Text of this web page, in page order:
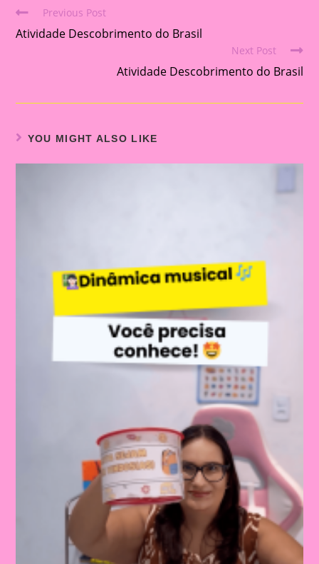
Read
more
Previous Post
Atividade Descobrimento do Brasil
Next Post
Atividade Descobrimento do Brasil
YOU MIGHT ALSO LIKE